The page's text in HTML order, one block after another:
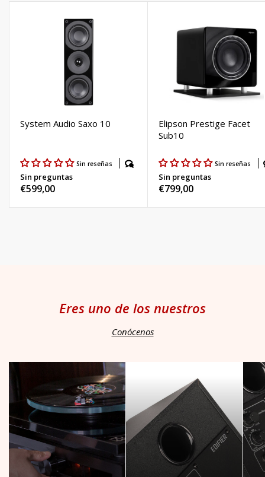
System Audio Saxo 10
Sin reseñas
Sin preguntas
Precio
€599,00
Elipson Prestige Facet
Sub10
Sin reseñas
Sin preguntas
Precio
€799,00
Eres uno de los nuestros
Conócenos